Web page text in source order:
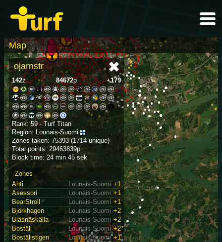
Map
ojarnstr
142z 84672p +179
Rank: 59 - Turf Titan
Region: Lounais-Suomi
Zones taken: 75393 (1714 unique)
Total points: 29463839p
Block time: 24 min 45 sek
Zones
Ahti
+1
Lounais-Suomi
Asessori
+1
Lounais-Suomi
BearStroll
+1
Lounais-Suomi
Björkhagen
+2
Lounais-Suomi
Bläsnäskälla
+2
Lounais-Suomi
Boställ
+2
Lounais-Suomi
Boställstigen
+1
Lounais-Suomi